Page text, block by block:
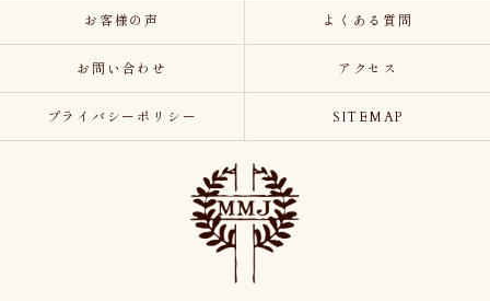
お客様の声 よくある質問
お問い合わせ アクセス
プライバシーポリシー SITEMAP